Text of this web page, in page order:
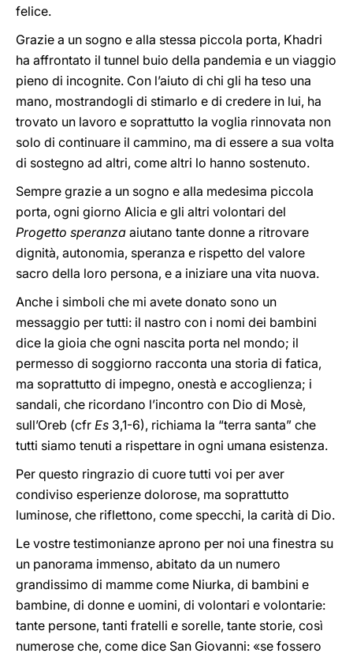
felice.
Grazie a un sogno e alla stessa piccola porta, Khadri
ha affrontato il tunnel buio della pandemia e un viaggio
pieno di incognite. Con l’aiuto di chi gli ha teso una
mano, mostrandogli di stimarlo e di credere in lui, ha
trovato un lavoro e soprattutto la voglia rinnovata non
solo di continuare il cammino, ma di essere a sua volta
di sostegno ad altri, come altri lo hanno sostenuto.
Sempre grazie a un sogno e alla medesima piccola
porta, ogni giorno Alicia e gli altri volontari del
Progetto speranza aiutano tante donne a ritrovare
dignità, autonomia, speranza e rispetto del valore
sacro della loro persona, e a iniziare una vita nuova.
Anche i simboli che mi avete donato sono un
messaggio per tutti: il nastro con i nomi dei bambini
dice la gioia che ogni nascita porta nel mondo; il
permesso di soggiorno racconta una storia di fatica,
ma soprattutto di impegno, onestà e accoglienza; i
sandali, che ricordano l’incontro con Dio di Mosè,
sull’Oreb (cfr Es 3,1-6), richiama la “terra santa” che
tutti siamo tenuti a rispettare in ogni umana esistenza.
Per questo ringrazio di cuore tutti voi per aver
condiviso esperienze dolorose, ma soprattutto
luminose, che riflettono, come specchi, la carità di Dio.
Le vostre testimonianze aprono per noi una finestra su
un panorama immenso, abitato da un numero
grandissimo di mamme come Niurka, di bambini e
bambine, di donne e uomini, di volontari e volontarie:
tante persone, tanti fratelli e sorelle, tante storie, così
numerose che, come dice San Giovanni: «se fossero